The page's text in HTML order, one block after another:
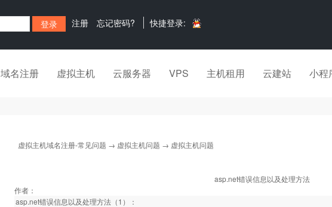
注册 忘记密码? 快捷登录:
域名注册 虚拟主机 云服务器 VPS 主机租用 云建站 小程
虚拟主机域名注册-常见问题 → 虚拟主机问题 → 虚拟主机问题
asp.net错误信息以及处理方法
作者：
asp.net错误信息以及处理方法（1）：